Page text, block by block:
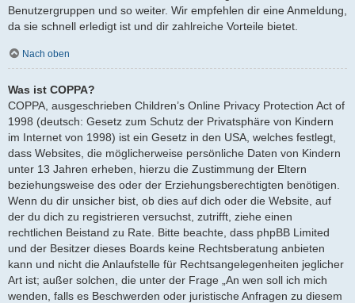
Benutzergruppen und so weiter. Wir empfehlen dir eine Anmeldung,
da sie schnell erledigt ist und dir zahlreiche Vorteile bietet.
Nach oben
Was ist COPPA?
COPPA, ausgeschrieben Children’s Online Privacy Protection Act of
1998 (deutsch: Gesetz zum Schutz der Privatsphäre von Kindern
im Internet von 1998) ist ein Gesetz in den USA, welches festlegt,
dass Websites, die möglicherweise persönliche Daten von Kindern
unter 13 Jahren erheben, hierzu die Zustimmung der Eltern
beziehungsweise des oder der Erziehungsberechtigten benötigen.
Wenn du dir unsicher bist, ob dies auf dich oder die Website, auf
der du dich zu registrieren versuchst, zutrifft, ziehe einen
rechtlichen Beistand zu Rate. Bitte beachte, dass phpBB Limited
und der Besitzer dieses Boards keine Rechtsberatung anbieten
kann und nicht die Anlaufstelle für Rechtsangelegenheiten jeglicher
Art ist; außer solchen, die unter der Frage „An wen soll ich mich
wenden, falls es Beschwerden oder juristische Anfragen zu diesem